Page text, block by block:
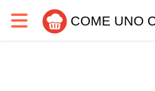
COME UNO